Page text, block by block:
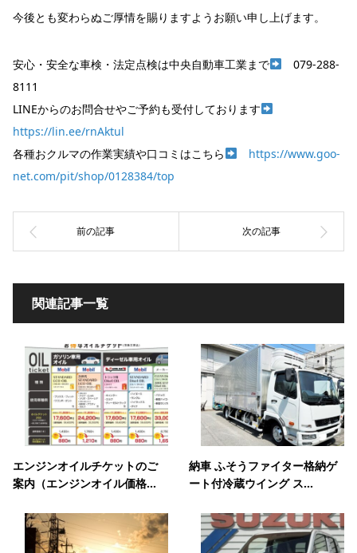
今後とも変わらぬご厚情を賜りますようお願い申し上げます。
安心・安全な車検・法定点検は中央自動車工業まで
079-288-
8111
LINEからのお問合せやご予約も受付しております
https://lin.ee/rnAktul
各種おクルマの作業実績や口コミはこちら
https://www.goo-
net.com/pit/shop/0128384/top
関連記事一覧
エンジンオイルチケットのご
案内（エンジンオイル価格...
納車 ふそうファイター格納ゲ
ート付冷蔵ウイング ス...